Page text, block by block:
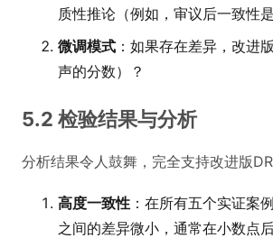
质性推论（例如，审议后一致性
微调模式 ：如果存在差异，改进
声的分数）？
5.2 检验结果与分析
分析结果令人鼓舞，完全支持改进版
高度一致性 ：在所有五个实证案
之间的差异微小，通常在小数点后